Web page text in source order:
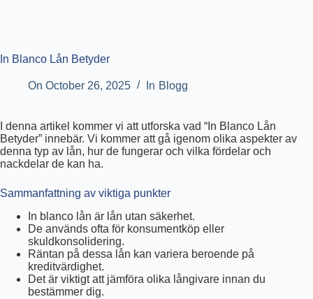
In Blanco Lån Betyder
On October 26, 2025 In Blogg
I denna artikel kommer vi att utforska vad “In Blanco Lån
Betyder” innebär. Vi kommer att gå igenom olika aspekter av
denna typ av lån, hur de fungerar och vilka fördelar och
nackdelar de kan ha.
Sammanfattning av viktiga punkter
In blanco lån är lån utan säkerhet.
De används ofta för konsumentköp eller
skuldkonsolidering.
Räntan på dessa lån kan variera beroende på
kreditvärdighet.
Det är viktigt att jämföra olika långivare innan du
bestämmer dig.